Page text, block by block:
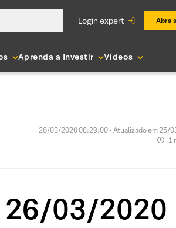
login expert Abra
Aprenda a Investir Vídeos
26/03/2020 08:29:00 • Atualizado em 25/
1
26/03/2020